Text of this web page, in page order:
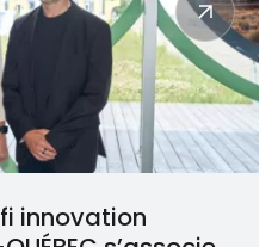
innovation